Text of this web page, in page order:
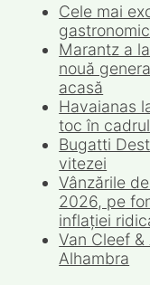
Cele mai
Marantz a
nouă
acasă
Havaianas
toc în
Bugatti
vitezei
Vânzările
2026, pe
inflației
Van Cleef
Alhambra